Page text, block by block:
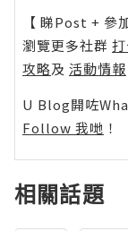
【 睇Post + 參
瀏覽更多社群
攻略及 活動情報
U Blog開咗
Follow 我哋 ！
相關話題